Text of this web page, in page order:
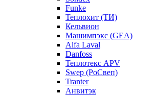
Funke
Теплохит (ТИ)
Кельвион
Машимпэкс (GEA)
Alfa Laval
Danfoss
Теплотекс APV
Swep (РоСвеп)
Tranter
Анвитэк